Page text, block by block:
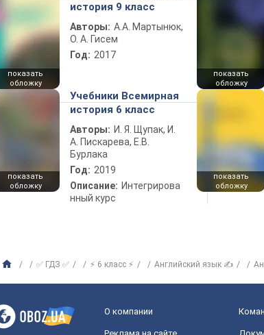
показать
обложку
история 9 класс
Авторы: А.А. Мартынюк,
О. А. Гисем
Год: 2017
показать
обложку
показать
обложку
Учебники Всемирная
история 6 класс
Авторы: И. Я. Щупак, И.
А. Пискарева, Е.В.
Бурлака
Год: 2019
Описание: Интегрирова
нный курс
показать
обложку
✅ ГДЗ ✅ ⚡ 6 класс ⚡ Английский язык ✍
О компании